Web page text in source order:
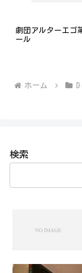
劇団アルターエゴ
ール
ホーム
検索